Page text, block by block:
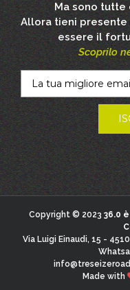
Ma sono tutte
Allora tieni
essere il
Scoprilo
Copyright © 2023 36.0
Via Luigi Einaudi, 15 -
Made with